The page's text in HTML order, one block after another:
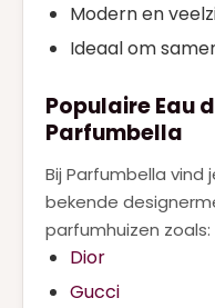
Modern en
Ideaal om
Populaire Eau
Parfumbella
Bij Parfumbella vind
bekende
parfumhuizen zoals:
Dior
Gucci